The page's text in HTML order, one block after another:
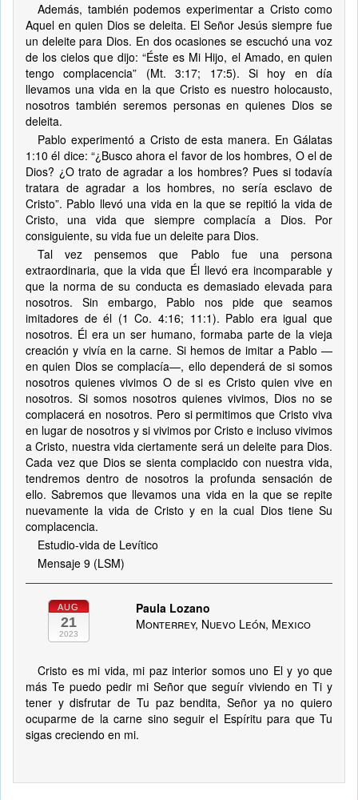
Además, también podemos experimentar a Cristo como
Aquel en quien Dios se deleita. El Señor Jesús siempre fue
un deleite para Dios. En dos ocasiones se escuchó una voz
de los cielos que dijo: “Éste es Mi Hijo, el Amado, en quien
tengo complacencia” (Mt. 3:17; 17:5). Si hoy en día
llevamos una vida en la que Cristo es nuestro holocausto,
nosotros también seremos personas en quienes Dios se
deleita.
Pablo experimentó a Cristo de esta manera. En Gálatas
1:10 él dice: “¿Busco ahora el favor de los hombres, O el de
Dios? ¿O trato de agradar a los hombres? Pues si todavía
tratara de agradar a los hombres, no sería esclavo de
Cristo”. Pablo llevó una vida en la que se repitió la vida de
Cristo, una vida que siempre complacía a Dios. Por
consiguiente, su vida fue un deleite para Dios.
Tal vez pensemos que Pablo fue una persona
extraordinaria, que la vida que Él llevó era incomparable y
que la norma de su conducta es demasiado elevada para
nosotros. Sin embargo, Pablo nos pide que seamos
imitadores de él (1 Co. 4:16; 11:1). Pablo era igual que
nosotros. Él era un ser humano, formaba parte de la vieja
creación y vivía en la carne. Si hemos de imitar a Pablo —
en quien Dios se complacía—, ello dependerá de si somos
nosotros quienes vivimos O de si es Cristo quien vive en
nosotros. Si somos nosotros quienes vivimos, Dios no se
complacerá en nosotros. Pero si permitimos que Cristo viva
en lugar de nosotros y si vivimos por Cristo e incluso vivimos
a Cristo, nuestra vida ciertamente será un deleite para Dios.
Cada vez que Dios se sienta complacido con nuestra vida,
tendremos dentro de nosotros la profunda sensación de
ello. Sabremos que llevamos una vida en la que se repite
nuevamente la vida de Cristo y en la cual Dios tiene Su
complacencia.
Estudio-vida de Levítico
Mensaje 9 (LSM)
AUG
21
2023
Paula Lozano
Monterrey, Nuevo León, Mexico
Cristo es mi vida, mi paz interior somos uno El y yo que
más Te puedo pedir mi Señor que seguír viviendo en Ti y
tener y disfrutar de Tu paz bendita, Señor ya no quiero
ocuparme de la carne sino seguir el Espíritu para que Tu
sigas creciendo en mi.